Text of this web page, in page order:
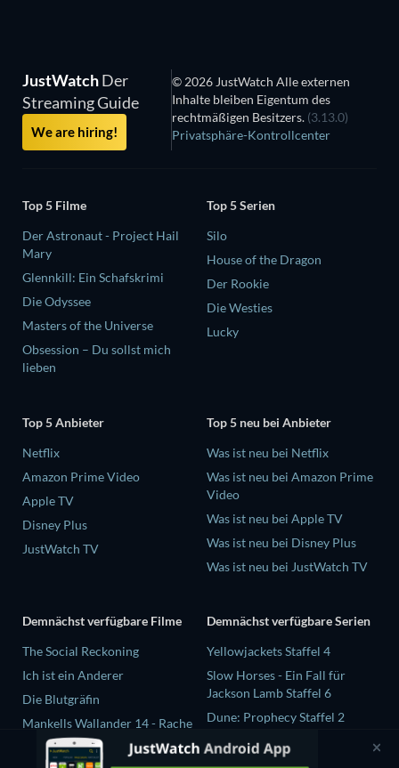
JustWatchDer
Streaming Guide
We are hiring!
© 2026 JustWatch Alle externen
Inhalte bleiben Eigentum des
rechtmäßigen Besitzers. (3.13.0)
Privatsphäre-Kontrollcenter
Top 5 Filme
Der Astronaut - Project Hail
Mary
Glennkill: Ein Schafskrimi
Die Odyssee
Masters of the Universe
Obsession – Du sollst mich
lieben
Top 5 Serien
Silo
House of the Dragon
Der Rookie
Die Westies
Lucky
Top 5 Anbieter
Netflix
Amazon Prime Video
Apple TV
Disney Plus
JustWatch TV
Top 5 neu bei Anbieter
Was ist neu bei Netflix
Was ist neu bei Amazon Prime
Video
Was ist neu bei Apple TV
Was ist neu bei Disney Plus
Was ist neu bei JustWatch TV
Demnächst verfügbare Filme
The Social Reckoning
Ich ist ein Anderer
Die Blutgräfin
Mankells Wallander 14 - Rache
Beast Race
Demnächst verfügbare Serien
Yellowjackets Staffel 4
Slow Horses - Ein Fall für
Jackson Lamb Staffel 6
Dune: Prophecy Staffel 2
The Gentlemen Staffel 2